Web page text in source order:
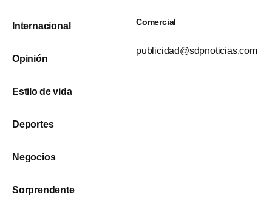
Internacional
Opinión
Estilo de vida
Deportes
Negocios
Sorprendente
Comercial
publicidad@sdpnoticias.com